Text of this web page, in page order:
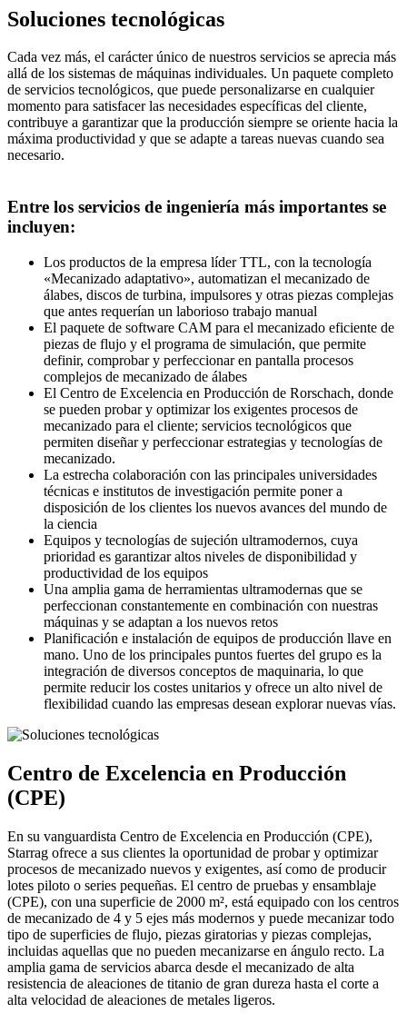
Soluciones tecnológicas
Cada vez más, el carácter único de nuestros servicios se aprecia más
allá de los sistemas de máquinas individuales. Un paquete completo
de servicios tecnológicos, que puede personalizarse en cualquier
momento para satisfacer las necesidades específicas del cliente,
contribuye a garantizar que la producción siempre se oriente hacia la
máxima productividad y que se adapte a tareas nuevas cuando sea
necesario.
Entre los servicios de ingeniería más importantes se
incluyen:
Los productos de la empresa líder TTL, con la tecnología
«Mecanizado adaptativo», automatizan el mecanizado de
álabes, discos de turbina, impulsores y otras piezas complejas
que antes requerían un laborioso trabajo manual
El paquete de software CAM para el mecanizado eficiente de
piezas de flujo y el programa de simulación, que permite
definir, comprobar y perfeccionar en pantalla procesos
complejos de mecanizado de álabes
El Centro de Excelencia en Producción de Rorschach, donde
se pueden probar y optimizar los exigentes procesos de
mecanizado para el cliente; servicios tecnológicos que
permiten diseñar y perfeccionar estrategias y tecnologías de
mecanizado.
La estrecha colaboración con las principales universidades
técnicas e institutos de investigación permite poner a
disposición de los clientes los nuevos avances del mundo de
la ciencia
Equipos y tecnologías de sujeción ultramodernos, cuya
prioridad es garantizar altos niveles de disponibilidad y
productividad de los equipos
Una amplia gama de herramientas ultramodernas que se
perfeccionan constantemente en combinación con nuestras
máquinas y se adaptan a los nuevos retos
Planificación e instalación de equipos de producción llave en
mano. Uno de los principales puntos fuertes del grupo es la
integración de diversos conceptos de maquinaria, lo que
permite reducir los costes unitarios y ofrece un alto nivel de
flexibilidad cuando las empresas desean explorar nuevas vías.
Centro de Excelencia en Producción
(CPE)
En su vanguardista Centro de Excelencia en Producción (CPE),
Starrag ofrece a sus clientes la oportunidad de probar y optimizar
procesos de mecanizado nuevos y exigentes, así como de producir
lotes piloto o series pequeñas. El centro de pruebas y ensamblaje
(CPE), con una superficie de 2000 m², está equipado con los centros
de mecanizado de 4 y 5 ejes más modernos y puede mecanizar todo
tipo de superficies de flujo, piezas giratorias y piezas complejas,
incluidas aquellas que no pueden mecanizarse en ángulo recto. La
amplia gama de servicios abarca desde el mecanizado de alta
resistencia de aleaciones de titanio de gran dureza hasta el corte a
alta velocidad de aleaciones de metales ligeros.